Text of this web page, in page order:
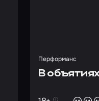
Перформанс
В